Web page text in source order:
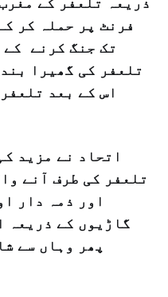
فرنٹ پر حملہ کر
تک جنگ کرنے کے
تلعفر کی گھیرا
اس کے بعد
اتحاد نے مزید
تلعفر کی طرف آنے
اور ذمہ دار
گاڑیوں کے ذریعہ
پھر وہاں سے